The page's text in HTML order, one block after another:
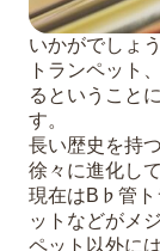
いかがでしょう
トランペット
るということ
す。
長い歴史を持
徐々に進化し
現在はB♭管ト
ットなどがメ
ペット以外に